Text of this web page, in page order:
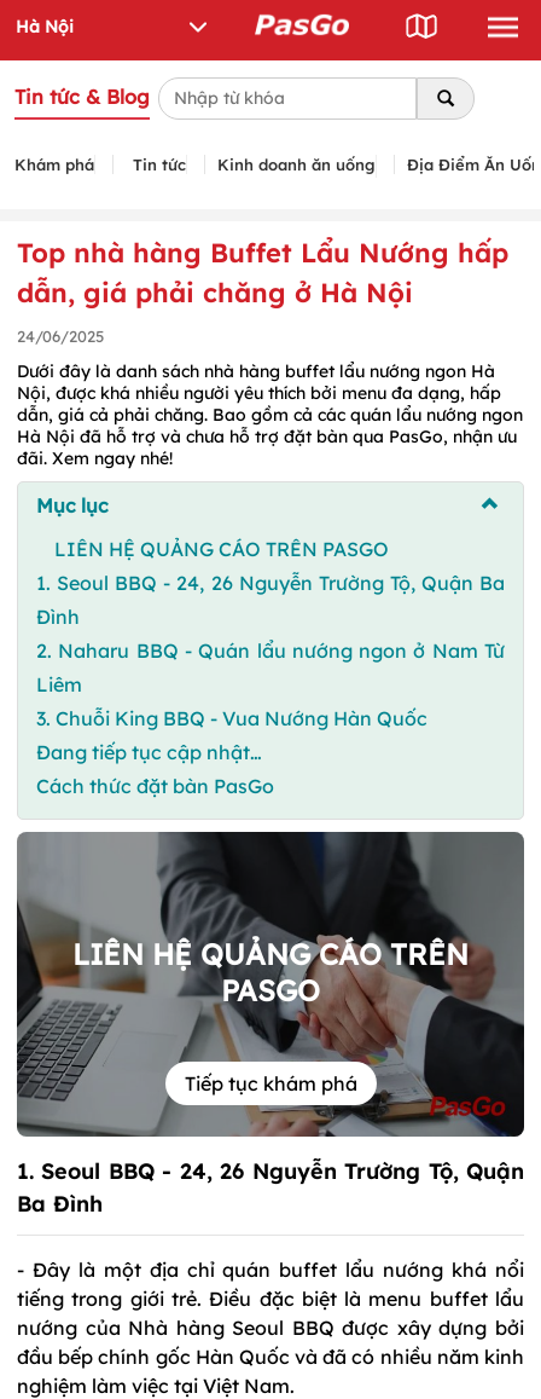
Tin tức & Blog
Khám phá Tin tức Kinh doanh ăn uống Địa Điểm Ăn
Top nhà hàng Buffet Lẩu Nướng hấp
dẫn, giá phải chăng ở Hà Nội
24/06/2025
Dưới đây là danh sách nhà hàng buffet lẩu nướng ngon Hà
Nội, được khá nhiều người yêu thích bởi menu đa dạng, hấp
dẫn, giá cả phải chăng. Bao gồm cả các quán lẩu nướng ngon
Hà Nội đã hỗ trợ và chưa hỗ trợ đặt bàn qua PasGo, nhận ưu
đãi. Xem ngay nhé!
Mục lục
LIÊN HỆ QUẢNG CÁO TRÊN PASGO
1. Seoul BBQ - 24, 26 Nguyễn Trường Tộ, Quận Ba
Đình
2. Naharu BBQ - Quán lẩu nướng ngon ở Nam Từ
Liêm
3. Chuỗi King BBQ - Vua Nướng Hàn Quốc
Đang tiếp tục cập nhật…
Cách thức đặt bàn PasGo
LIÊN HỆ QUẢNG CÁO TRÊN
PASGO
Tiếp tục khám phá
1. Seoul BBQ - 24, 26 Nguyễn Trường Tộ, Quận
Ba Đình
- Đây là một địa chỉ quán buffet lẩu nướng khá nổi
tiếng trong giới trẻ. Điều đặc biệt là menu buffet lẩu
nướng của Nhà hàng Seoul BBQ được xây dựng bởi
đầu bếp chính gốc Hàn Quốc và đã có nhiều năm kinh
nghiệm làm việc tại Việt Nam.